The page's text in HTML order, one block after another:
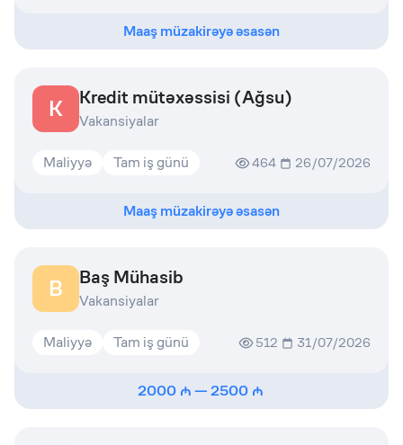
Maaş müzakirəyə əsasən
K Kredit mütəxəssisi (Ağsu)
Vakansiyalar
Maliyyə Tam iş günü 464 26/07/2026
Maaş müzakirəyə əsasən
B Baş Mühasib
Vakansiyalar
Maliyyə Tam iş günü 512 31/07/2026
2000 —2500